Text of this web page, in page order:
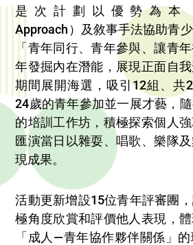
是次計劃以優勢為本（
Approach）及敘事手法協助青
「青年同行、青年參與、讓青
年發掘內在潛能，展現正面自
期間展開海選，吸引12組、共
24歲的青年參加並一展才藝，
的培訓工作坊，積極探索個人
匯演當日以雜耍、唱歌、樂隊
現成果。
活動更新增設15位青年評審團
極角度欣賞和評價他人表現，
「成人—青年協作夥伴關係」